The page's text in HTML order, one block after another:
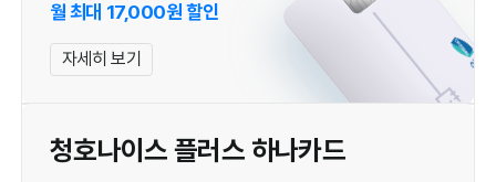
월 최대 17,000원 할인
자세히 보기
청호나이스 플러스 하나카드